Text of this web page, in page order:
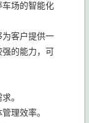
场的智能化
客户提供一
的能力，可
。
理效率。